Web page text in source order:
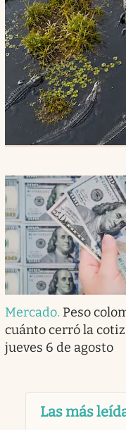
Mercado. Peso
cuánto cerró la
jueves 6 de agosto
Las más